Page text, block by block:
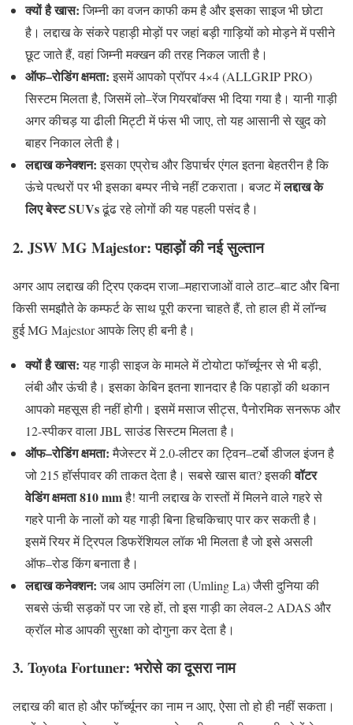
क्योंहैखास: जिम्नी का वजन काफी कम है और इसका साइज भी छोटा
है। लद्दाख के संकरे पहाड़ी मोड़ों पर जहां बड़ी गाड़ियों को मोड़ने में पसीने
छूट जाते हैं,वहां जिम्नी मक्खन की तरह निकल जाती है।
ऑफ–रोडिंगक्षमता: इसमें आपको प्रॉपर4×4 (ALLGRIP PRO)
सिस्टम मिलता है,जिसमें लो–रेंज गियरबॉक्स भी दिया गया है। यानी गाड़ी
अगर कीचड़ या ढीली मिट्टी में फंस भी जाए,तो यह आसानी से खुद को
बाहर निकाल लेती है।
लद्दाखकनेक्शन: इसका एप्रोच और डिपार्चर एंगल इतना बेहतरीन है कि
ऊंचे पत्थरों पर भी इसका बम्पर नीचे नहीं टकराता। बजट मेंलद्दाखके
लिएबेस्टSUVsढूंढ रहे लोगों की यह पहली पसंद है।
2. JSW MG Majestor:पहाड़ोंकीनईसुल्तान
अगर आप लद्दाख की ट्रिप एकदम राजा–महाराजाओं वाले ठाट–बाट और बिना
किसी समझौते के कम्फर्ट के साथ पूरी करना चाहते हैं,तो हाल ही में लॉन्च
हुईMG Majestorआपके लिए ही बनी है।
क्योंहैखास: यह गाड़ी साइज के मामले में टोयोटा फॉर्च्यूनर से भी बड़ी,
लंबी और ऊंची है। इसका केबिन इतना शानदार है कि पहाड़ों की थकान
आपको महसूस ही नहीं होगी। इसमें मसाज सीट्स,पैनोरमिक सनरूफ और
12-स्पीकर वालाJBLसाउंड सिस्टम मिलता है।
ऑफ–रोडिंगक्षमता: मैजेस्टर में2.0-लीटर का ट्विन–टर्बो डीजल इंजन है
जो215हॉर्सपावर की ताकत देता है। सबसे खास बात?इसकीवॉटर
वेडिंगक्षमता810 mmहै!यानी लद्दाख के रास्तों में मिलने वाले गहरे से
गहरे पानी के नालों को यह गाड़ी बिना हिचकिचाए पार कर सकती है।
इसमें रियर में ट्रिपल डिफरेंशियल लॉक भी मिलता है जो इसे असली
ऑफ–रोड किंग बनाता है।
लद्दाखकनेक्शन: जब आप उमलिंग ला(Umling La)जैसी दुनिया की
सबसे ऊंची सड़कों पर जा रहे हों,तो इस गाड़ी का लेवल-2 ADAS और
क्रॉल मोड आपकी सुरक्षा को दोगुना कर देता है।
3. Toyota Fortuner: भरोसेकादूसरानाम
लद्दाख की बात हो और फॉर्च्यूनर का नाम न आए,ऐसा तो हो ही नहीं सकता।